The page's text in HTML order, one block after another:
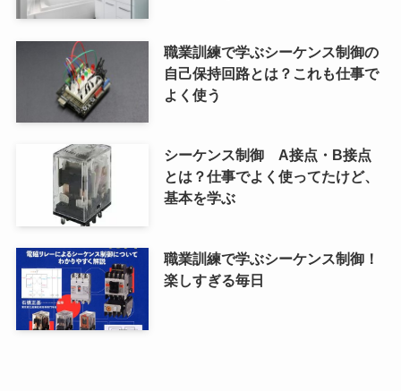
職業訓練で学ぶシーケンス制御の
自己保持回路とは？これも仕事で
よく使う
シーケンス制御 A接点・B接点
とは？仕事でよく使ってたけど、
基本を学ぶ
職業訓練で学ぶシーケンス制御！
楽しすぎる毎日